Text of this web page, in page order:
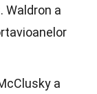
Waldron a
a